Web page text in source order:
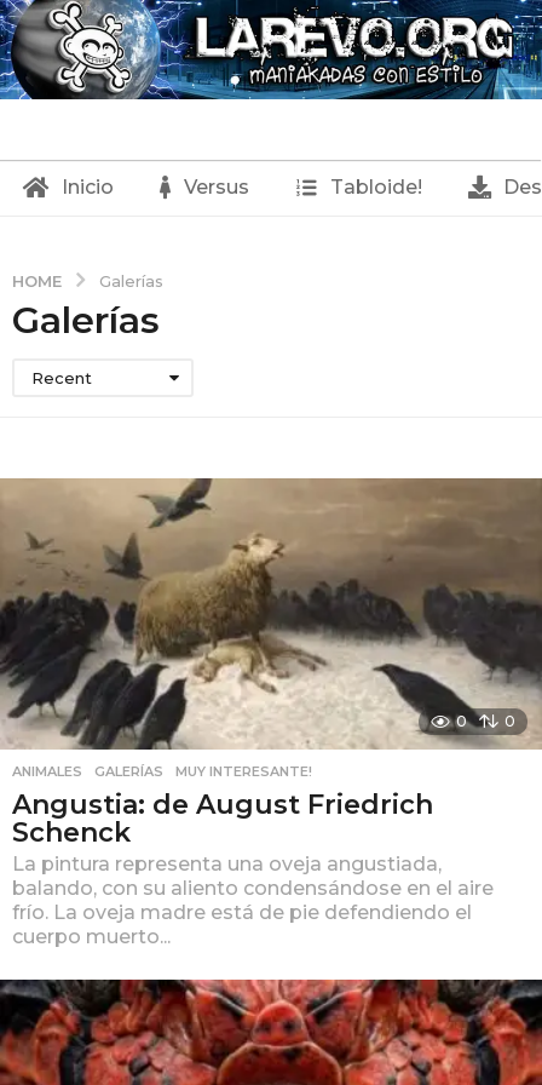
Inicio Versus Tabloide!
HOME Galerías
Galerías
Recent
0 0
ANIMALES ,GALERÍAS ,MUY INTERESANTE!
Angustia: de August Friedrich
Schenck
La pintura representa una oveja angustiada,
balando, con su aliento condensándose en el aire
frío. La oveja madre está de pie defendiendo el
cuerpo muerto...